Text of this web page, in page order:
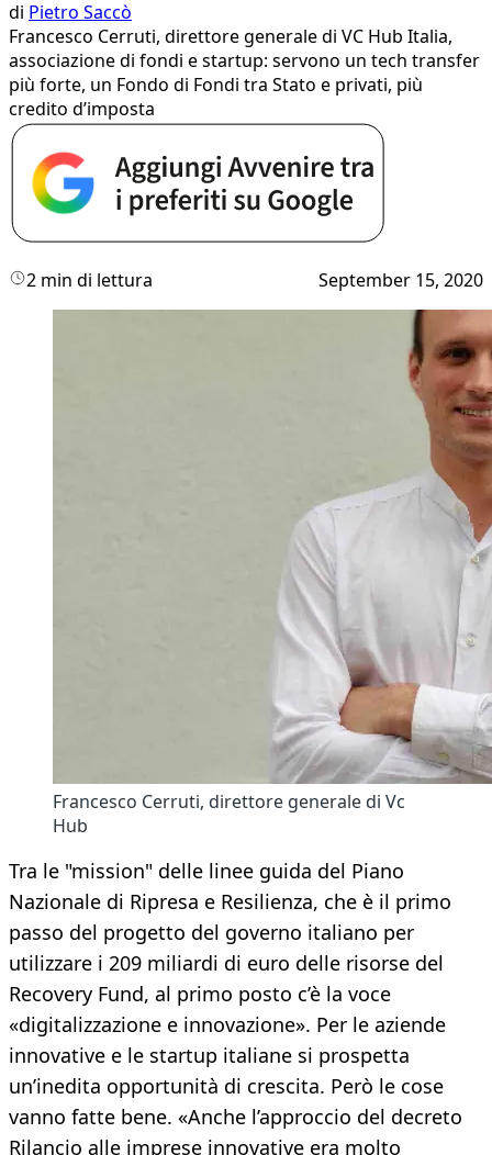
di Pietro Saccò
Francesco Cerruti, direttore generale di VC Hub Italia,
associazione di fondi e startup: servono un tech transfer
più forte, un Fondo di Fondi tra Stato e privati, più
credito d’imposta
2 min di lettura September 15, 2020
Francesco Cerruti, direttore generale di Vc
Hub
Tra le "mission" delle linee guida del Piano
Nazionale di Ripresa e Resilienza, che è il primo
passo del progetto del governo italiano per
utilizzare i 209 miliardi di euro delle risorse del
Recovery Fund, al primo posto c’è la voce
«digitalizzazione e innovazione». Per le aziende
innovative e le startup italiane si prospetta
un’inedita opportunità di crescita. Però le cose
vanno fatte bene. «Anche l’approccio del decreto
Rilancio alle imprese innovative era molto